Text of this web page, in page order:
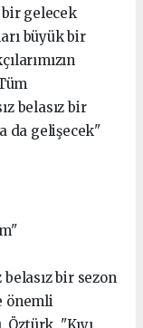
bir gelecek
büyük bir
belasız bir
da gelişecek"
bir sezon
önemli